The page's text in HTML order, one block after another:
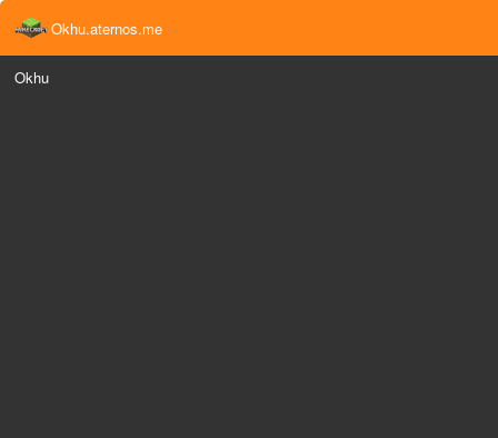
Okhu.aternos.me
Okhu